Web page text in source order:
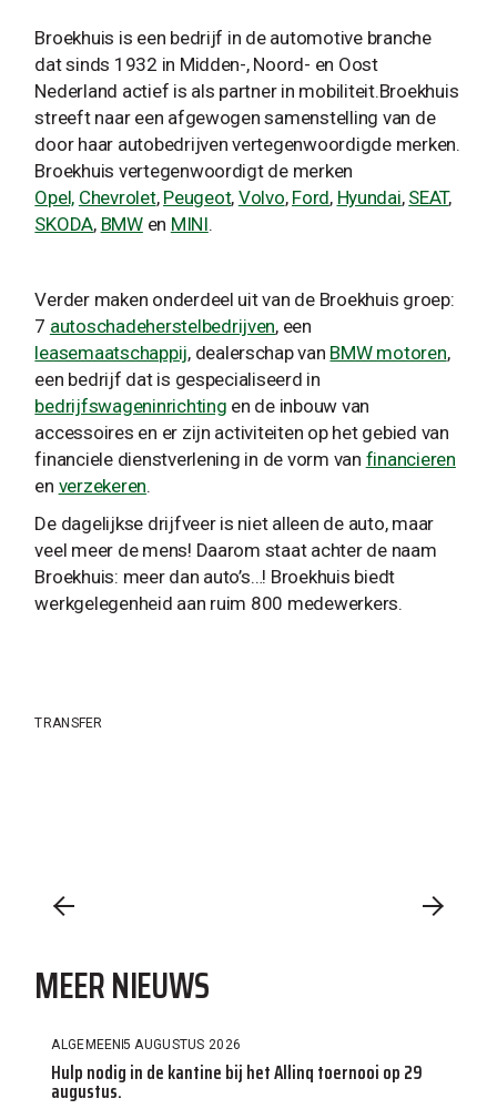
Broekhuis is een bedrijf in de automotive branche
dat sinds 1932 in Midden-, Noord- en Oost
Nederland actief is als partner in mobiliteit.Broekhuis
streeft naar een afgewogen samenstelling van de
door haar autobedrijven vertegenwoordigde merken.
Broekhuis vertegenwoordigt de merken
Opel, Chevrolet, Peugeot, Volvo, Ford, Hyundai, SEAT,
SKODA, BMWen MINI.
Verder maken onderdeel uit van de Broekhuis groep:
7 autoschadeherstelbedrijven, een
leasemaatschappij, dealerschap van BMW motoren,
een bedrijf dat is gespecialiseerd in
bedrijfswageninrichting en de inbouw van
accessoires en er zijn activiteiten op het gebied van
financiele dienstverlening in de vorm van financieren
en verzekeren.
De dagelijkse drijfveer is niet alleen de auto, maar
veel meer de mens! Daarom staat achter de naam
Broekhuis: meer dan auto’s…! Broekhuis biedt
werkgelegenheid aan ruim 800 medewerkers.
TRANSFER
MEER NIEUWS
ALGEMEEN5 AUGUSTUS 2026
Hulp nodig in de kantine bij het Allinq toernooi op 29
augustus.